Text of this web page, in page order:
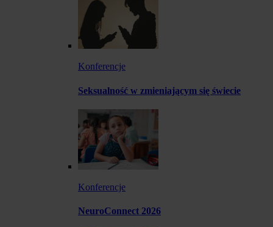
Konferencje
Seksualność w zmieniającym się świecie
Konferencje
NeuroConnect 2026